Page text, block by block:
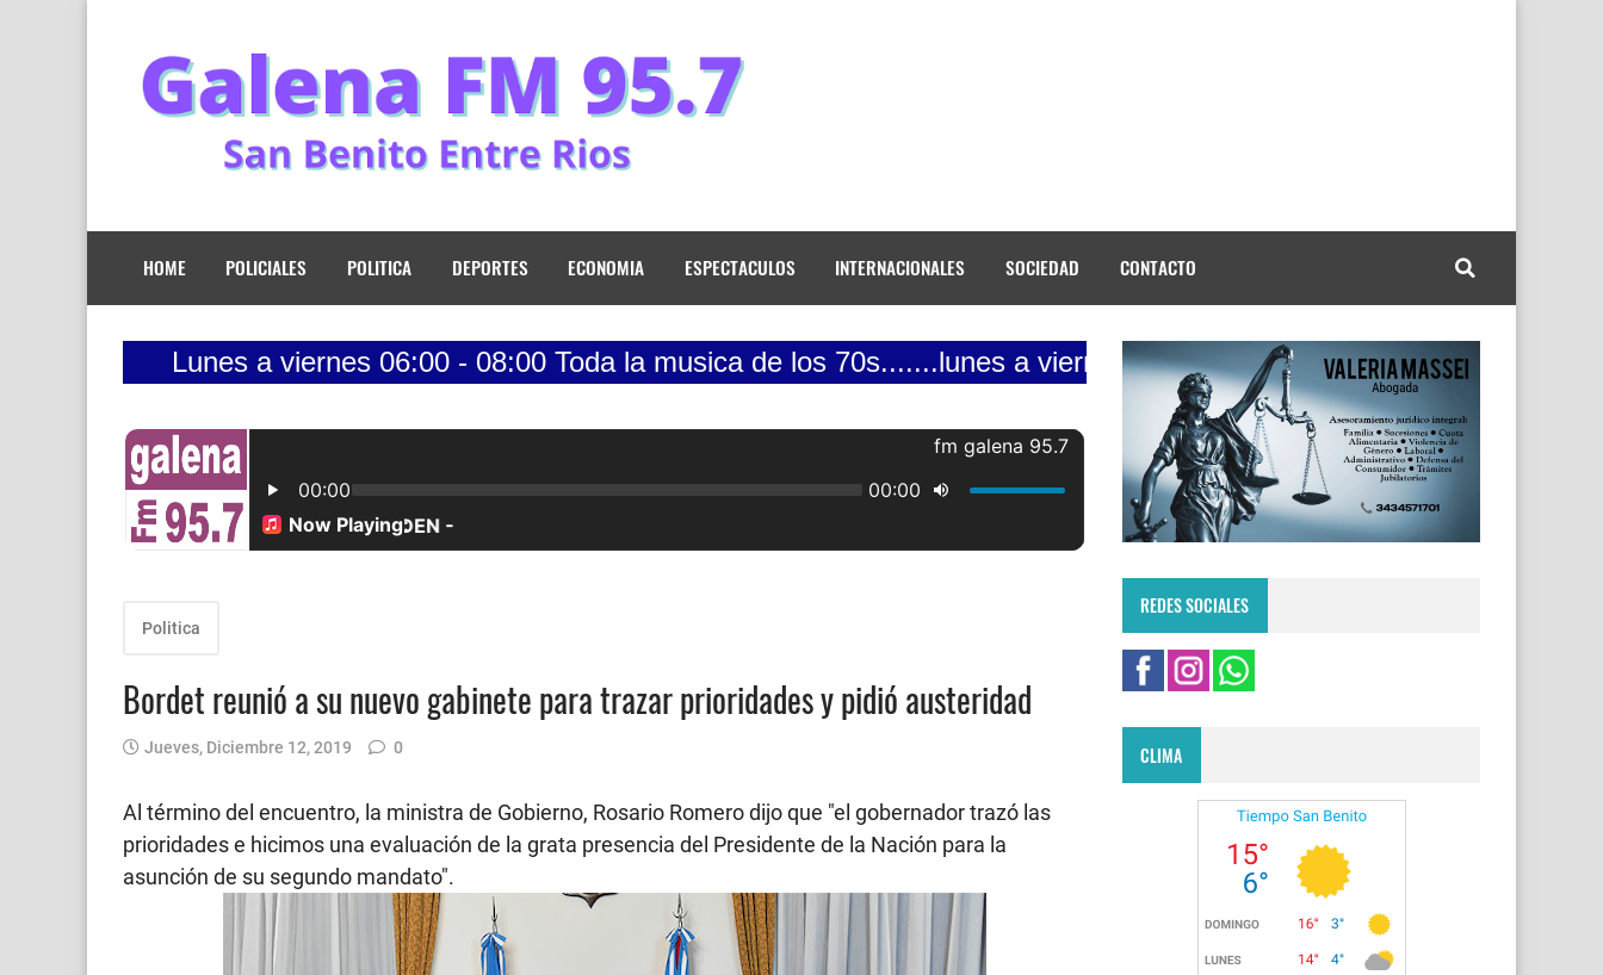
HOME POLICIALES POLITICA DEPORTES ECONOMIA ESPECTACULOS INTERNACIONALES SOCIEDAD CONTACTO
Lunes a viernes 06:00 - 08:00 Toda la musica de los 70s.......lunes a viernes de 9 a 12 la mañana de la radio, conduce
Politica
Bordet reunió a su nuevo gabinete para trazar prioridades y pidió austeridad
Jueves, Diciembre 12, 2019 0
Al término del encuentro, la ministra de Gobierno, Rosario Romero dijo que "el gobernador trazó las
prioridades e hicimos una evaluación de la grata presencia del Presidente de la Nación para la
asunción de su segundo mandato".
REDES SOCIALES
CLIMA